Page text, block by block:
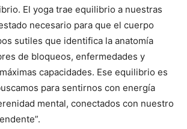
El yoga trae equilibrio a nuestras
necesario para que el cuerpo
sutiles que identifica la anatomía
de bloqueos, enfermedades y
capacidades. Ese equilibrio es
para sentirnos con energía
mental, conectados con nuestro